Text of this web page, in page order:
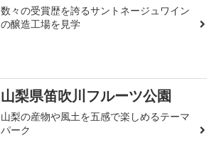
数々の受賞歴を誇るサントネージュワイン
の醸造工場を見学
山梨県笛吹川フルーツ公園
山梨の産物や風土を五感で楽しめるテーマ
パーク